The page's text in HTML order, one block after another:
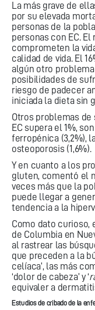
La más grave de
por su elevada
personas de la
personas con EC.
comprometen la
calidad de vida. El
algún otro
posibilidades de
riesgo de padecer
iniciada la dieta sin
Otros problemas de
EC supera el 1%,
ferropénica (3,2%),
osteoporosis (1,6%).
Y en cuanto a los
gluten, comentó el
veces más que la
puede llegar a
tendencia a la
Como dato curioso,
de Columbia en
al rastrear las
que preceden a la
celíaca’, las más
‘dolor de cabeza’ y ‘
equivaler a
Estudios de cribado de la